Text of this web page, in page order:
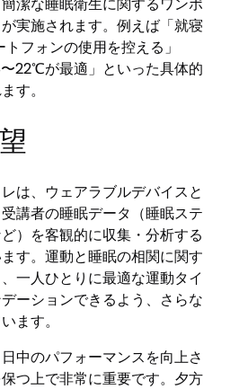
潔な睡眠衛生に関するワンポ
実施されます。例えば「就寝
フォンの使用を控える」
〜22℃が最適」といった具体的
す。
は、ウェアラブルデバイスと
講者の睡眠データ（睡眠ステ
）を客観的に収集・分析する
す。運動と睡眠の相関に関す
一人ひとりに最適な運動タイ
ーションできるよう、さらな
ます。
中のパフォーマンスを向上さ
つ上で非常に重要です。夕方